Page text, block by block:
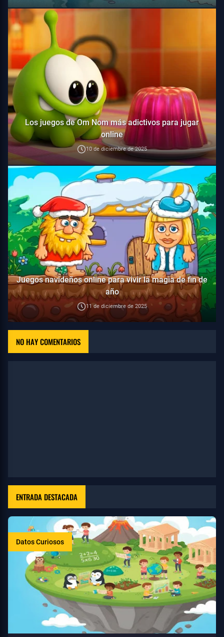
Los juegos de Om Nom más adictivos para jugar
online
10 de diciembre de 2025
Juegos navideños online para vivir la magia de fin de
año
11 de diciembre de 2025
NO HAY COMENTARIOS
ENTRADA DESTACADA
Datos Curiosos